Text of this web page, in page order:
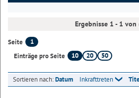
Ergebnisse 1 - 1 von
Seite
1
Einträge pro Seite
10 20 50
Sortieren nach:Datum Inkrafttreten